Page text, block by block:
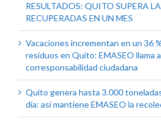
RESULTADOS: QUITO SUPERA
RECUPERADAS EN UN MES
Vacaciones incrementan en un 36
residuos en Quito: EMASEO llama
corresponsabilidad ciudadana
Quito genera hasta 3.000
día: así mantiene EMASEO la